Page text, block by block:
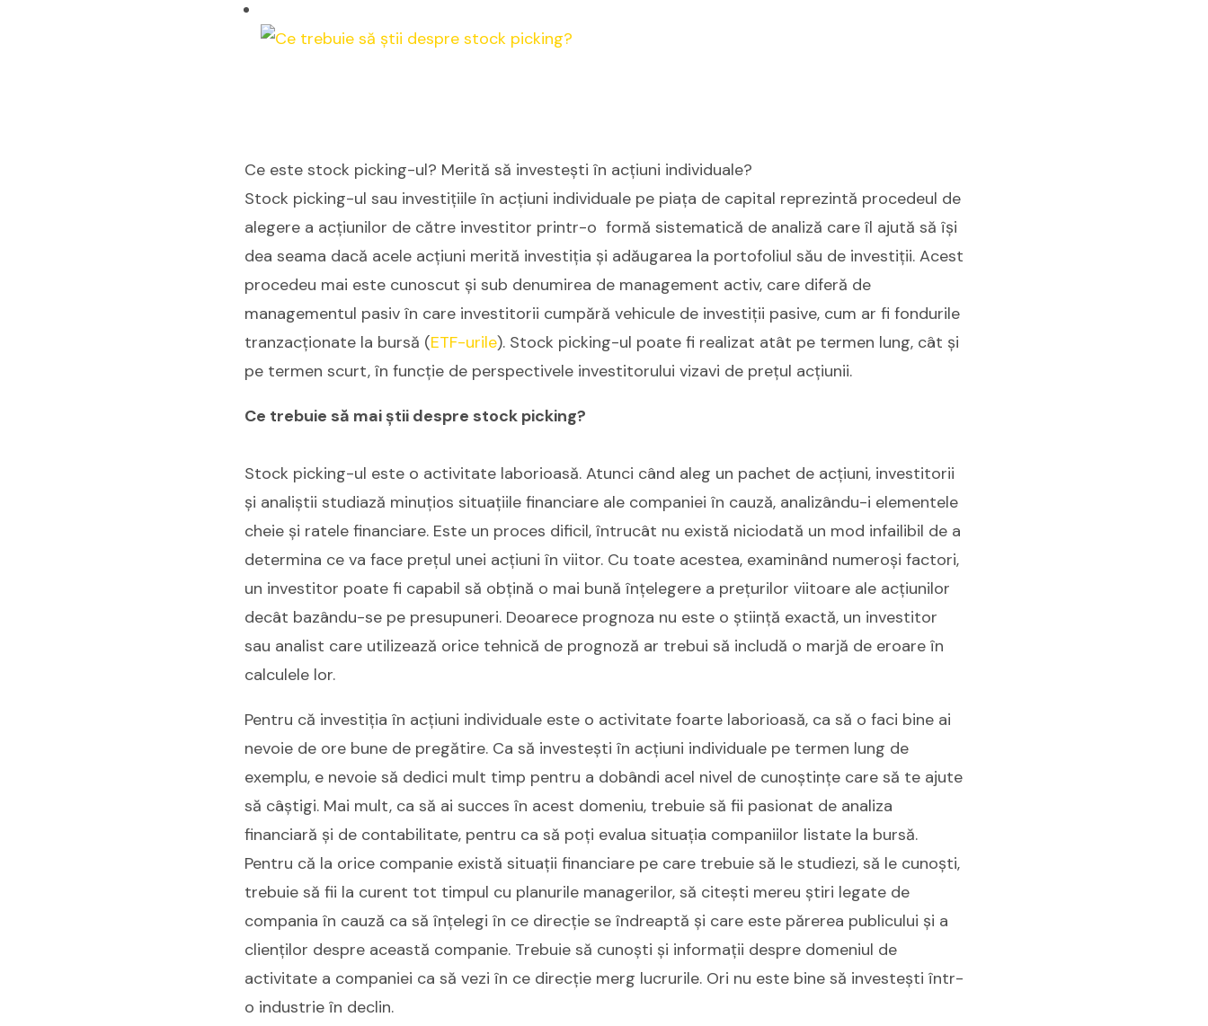
Ce este stock picking-ul? Merită să investești în acțiuni individuale?
Stock picking-ul sau investițiile în acțiuni individuale pe piața de capital reprezintă procedeul de
alegere a acțiunilor de către investitor printr-o formă sistematică de analiză care îl ajută să își
dea seama dacă acele acțiuni merită investiția și adăugarea la portofoliul său de investiții. Acest
procedeu mai este cunoscut și sub denumirea de management activ, care diferă de
managementul pasiv în care investitorii cumpără vehicule de investiții pasive, cum ar fi fondurile
tranzacționate la bursă (ETF-urile). Stock picking-ul poate fi realizat atât pe termen lung, cât și
pe termen scurt, în funcție de perspectivele investitorului vizavi de prețul acțiunii.
Ce trebuie să mai știi despre stock picking?
Stock picking-ul este o activitate laborioasă. Atunci când aleg un pachet de acțiuni, investitorii
și analiștii studiază minuțios situațiile financiare ale companiei în cauză, analizându-i elementele
cheie și ratele financiare. Este un proces dificil, întrucât nu există niciodată un mod infailibil de a
determina ce va face prețul unei acțiuni în viitor. Cu toate acestea, examinând numeroși factori,
un investitor poate fi capabil să obțină o mai bună înțelegere a prețurilor viitoare ale acțiunilor
decât bazându-se pe presupuneri. Deoarece prognoza nu este o știință exactă, un investitor
sau analist care utilizează orice tehnică de prognoză ar trebui să includă o marjă de eroare în
calculele lor.
Pentru că investiția în acțiuni individuale este o activitate foarte laborioasă, ca să o faci bine ai
nevoie de ore bune de pregătire. Ca să investești în acțiuni individuale pe termen lung de
exemplu, e nevoie să dedici mult timp pentru a dobândi acel nivel de cunoștințe care să te ajute
să câștigi. Mai mult, ca să ai succes în acest domeniu, trebuie să fii pasionat de analiza
financiară și de contabilitate, pentru ca să poți evalua situația companiilor listate la bursă.
Pentru că la orice companie există situații financiare pe care trebuie să le studiezi, să le cunoști,
trebuie să fii la curent tot timpul cu planurile managerilor, să citești mereu știri legate de
compania în cauză ca să înțelegi în ce direcție se îndreaptă și care este părerea publicului și a
clienților despre această companie. Trebuie să cunoști și informații despre domeniul de
activitate a companiei ca să vezi în ce direcție merg lucrurile. Ori nu este bine să investești într-
o industrie în declin.